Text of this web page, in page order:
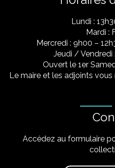
Lundi :
Mardi :
Mercredi : 9h00 –
Jeudi / Vendredi
Ouvert le 1er
Le maire et les adjoints
Accédez au formulaire